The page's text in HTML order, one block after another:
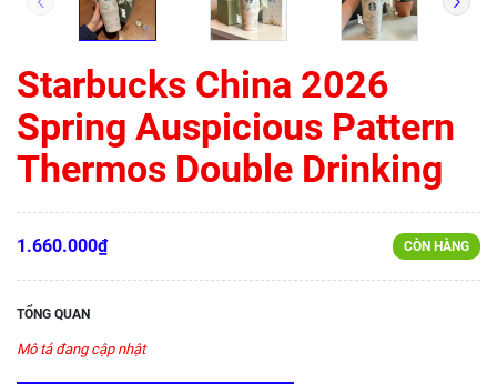
Starbucks China 2026
Spring Auspicious Pattern
Thermos Double Drinking
1.660.000₫ CÒN HÀNG
TỔNG QUAN
Mô tả đang cập nhật